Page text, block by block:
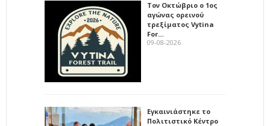
Τον Οκτώβριο ο 1ος
αγώνας ορεινού
τρεξίματος Vytina
For…
09-08-2026
Εγκαινιάστηκε το
Πολιτιστικό Κέντρο